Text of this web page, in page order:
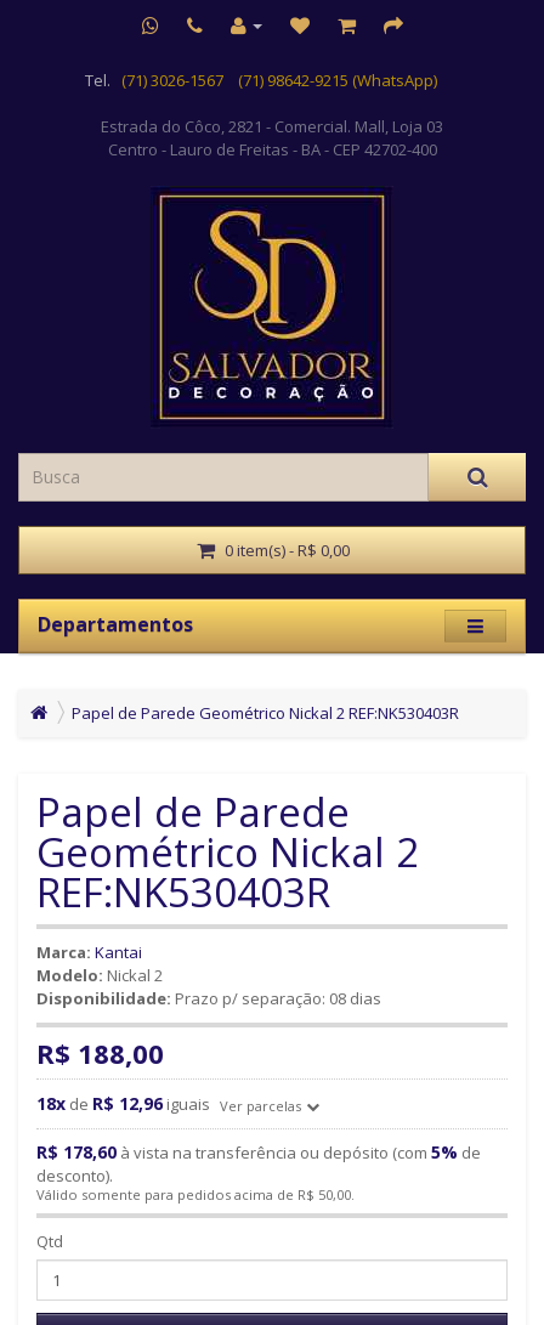
Tel. (71) 3026-1567 (71) 98642-9215 (WhatsApp)
Estrada do Côco, 2821 - Comercial. Mall, Loja 03
Centro - Lauro de Freitas - BA - CEP 42702-400
0 item(s) - R$ 0,00
Departamentos
Papel de Parede Geométrico Nickal 2 REF:NK530403R
Papel de Parede
Geométrico Nickal 2
REF:NK530403R
Marca: Kantai
Modelo: Nickal 2
Disponibilidade: Prazo p/ separação: 08 dias
R$ 188,00
18x de R$ 12,96 iguais Ver parcelas
R$ 178,60 à vista na transferência ou depósito (com 5% de
desconto).
Válido somente para pedidos acima de R$ 50,00.
Qtd